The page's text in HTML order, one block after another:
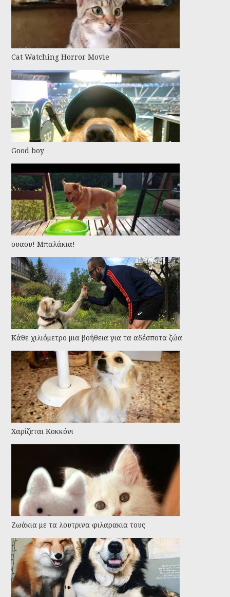
Cat Watching Horror Movie
Good boy
ουαου! Μπαλάκια!
Kάθε χιλιόμετρο μια βοήθεια για τα αδέσποτα ζώα
Χαρίζεται Κοκκόνι
Ζωάκια με τα λουτρινα φιλαρακια τους